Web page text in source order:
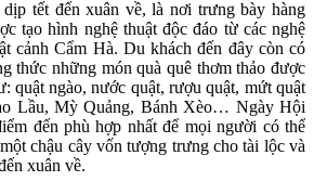
tết đến xuân về, là nơi trưng bày hàng
tạo hình nghệ thuật độc đáo từ các nghệ
cảnh Cẩm Hà. Du khách đến đây còn có
thức những món quà quê thơm thảo được
quật ngào, nước quật, rượu quật, mứt quật
Lầu, Mỳ Quảng, Bánh Xèo… Ngày Hội
đến phù hợp nhất để mọi người có thể
chậu cây vốn tượng trưng cho tài lộc và
xuân về.